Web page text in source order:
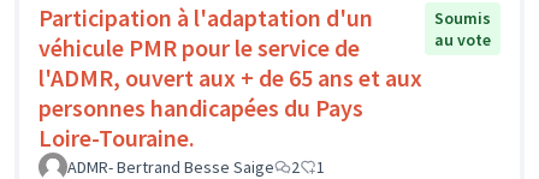
Participation à l'adaptation d'un
véhicule PMR pour le service de
l'ADMR, ouvert aux + de 65 ans et aux
personnes handicapées du Pays
Loire-Touraine.
Soumis
au vote
ADMR- Bertrand Besse Saige 2 1